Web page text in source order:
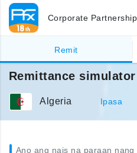
Corporate Partnership
Remit
Remittance simulator
Algeria Ipasa
Ano ang nais na paraan nang